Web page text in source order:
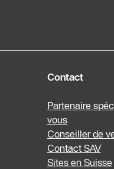
Contact
Partenaire
vous
Conseiller de
Contact SAV
Sites en Suisse